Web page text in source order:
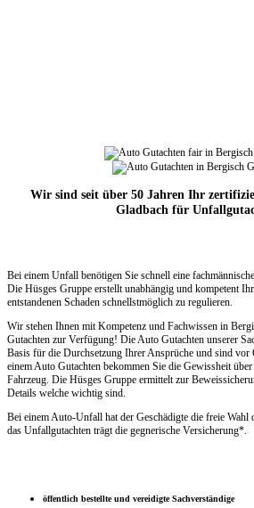
Wir sind seit über 50 Jahren Ihr
Gladbach für
Bei einem Unfall benötigen Sie schnell eine
Die Hüsges Gruppe erstellt unabhängig und kompetent
entstandenen Schaden schnellstmöglich zu regulieren.
Wir stehen Ihnen mit Kompetenz und Fachwissen in
Gutachten zur Verfügung! Die Auto Gutachten unserer
Basis für die Durchsetzung Ihrer Ansprüche und sind vor
einem Auto Gutachten bekommen Sie die Gewissheit
Fahrzeug. Die Hüsges Gruppe ermittelt zur
Details welche wichtig sind.
Bei einem Auto-Unfall hat der Geschädigte die freie
das Unfallgutachten trägt die gegnerische Versicherung*.
öffentlich bestellte und vereidigte Sachverständige